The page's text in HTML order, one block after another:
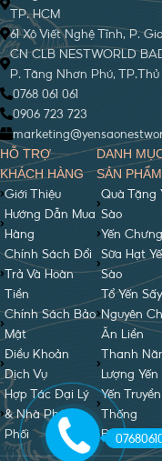
TP. HCM
61 Xô Viết Nghệ Tĩnh, P.
CN CLB NESTWORLD
P. Tăng Nhơn Phú,
0768 061 061
0906 723 723
HỖ TRỢ
KHÁCH HÀNG
Giới Thiệu
Hướng Dẫn Mua
Hàng
Chính Sách Đổi
Trả Và Hoàn
Tiền
Chính Sách Bảo
Mật
Điều Khoản
Dịch Vụ
Hợp Tác Đại Lý
& Nhà Phân
Phối
DANH
SẢN PHẨM
Quà Tặng
Sào
Yến
Sữa Hạt
Sào
Tổ Yến Sấy
Nguyên
Ăn Liền
Thanh
Lượng Yến
Yến Truyền
Thống
Bánh